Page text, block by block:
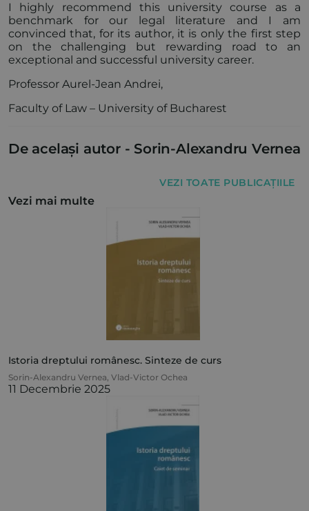
I highly recommend this university course as a
benchmark for our legal literature and I am
convinced that, for its author, it is only the first step
on the challenging but rewarding road to an
exceptional and successful university career.
Professor Aurel-Jean Andrei,
Faculty of Law – University of Bucharest
De același autor - Sorin-Alexandru Vernea
VEZI TOATE PUBLICAȚIILE
Vezi mai multe
Istoria dreptului românesc. Sinteze de curs
Sorin-Alexandru Vernea, Vlad-Victor Ochea
11 Decembrie 2025